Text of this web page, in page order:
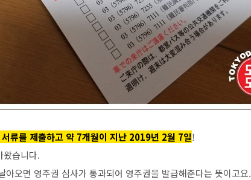
류를 제출하고 약 7개월이 지난 2019년 2월 7일!
왔습니다.
아오면 영주권 심사가 통과되어 영주권을 발급해준다는 뜻이고요.